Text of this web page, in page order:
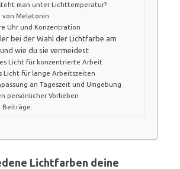
man unter Lichttemperatur?
von Melatonin
Uhr und Konzentration
bei der Wahl der Lichtfarbe am
wie du sie vermeidest
Licht für konzentrierte Arbeit
Licht für lange Arbeitszeiten
an Tageszeit und Umgebung
persönlicher Vorlieben
Beiträge:
Lichtfarben deine